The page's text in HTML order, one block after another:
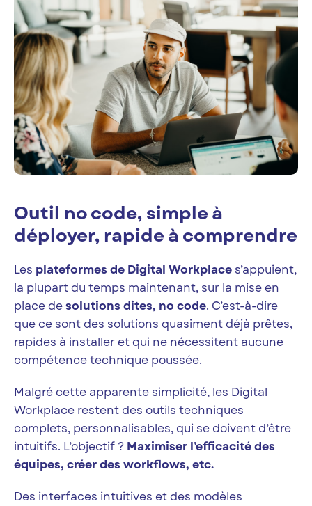
Outil no code, simple à
déployer, rapide à comprendre
Les plateformes de Digital Workplace s’appuient,
la plupart du temps maintenant, sur la mise en
place desolutions dites, no code. C’est-à-dire
que ce sont des solutions quasiment déjà prêtes,
rapides à installer et qui ne nécessitent aucune
compétence technique poussée.
Malgré cette apparente simplicité, les Digital
Workplace restent des outils techniques
complets, personnalisables, qui se doivent d’être
intuitifs. L’objectif ? Maximiser l’efficacité des
équipes, créer des workflows, etc.
Des interfaces intuitives et des modèles